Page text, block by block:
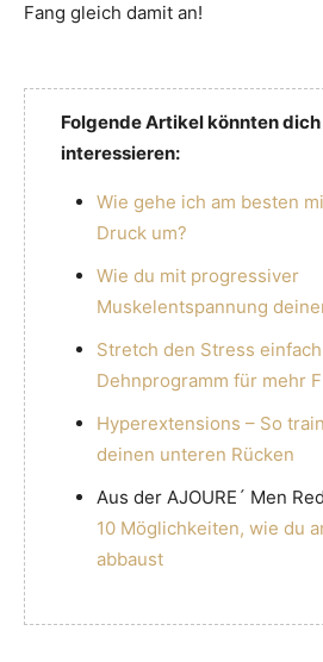
Fang gleich damit an!
Folgende Artikel könnten
interessieren:
Wie gehe ich am besten
Druck um?
Wie du mit progressiver
Muskelentspannung
Stretch den Stress
Dehnprogramm für mehr
Hyperextensions – So
deinen unteren Rücken
Aus der AJOURE´ Men
10 Möglichkeiten, wie du
abbaust